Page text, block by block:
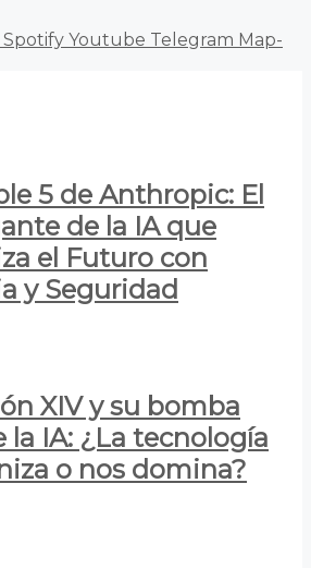
Spotify Youtube Telegram Map-
5 de Anthropic: El
de la IA que
el Futuro con
y Seguridad
XIV y su bomba
la IA: ¿La tecnología
o nos domina?